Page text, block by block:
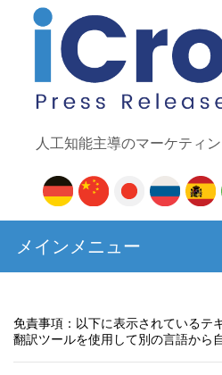
人工知能主導のマーケティ
メインメニュー
免責事項：以下に表示されているテ
翻訳ツールを使用して別の言語から